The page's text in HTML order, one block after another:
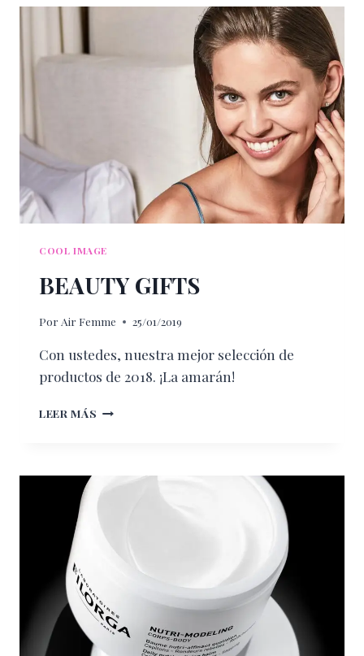
TU
Y
COOL IMAGE
BEAUTY GIFTS
Por Air Femme 25/01/2019
Con ustedes, nuestra mejor selección de
productos de 2018. ¡La amarán!
LEER MÁS BEAUTY